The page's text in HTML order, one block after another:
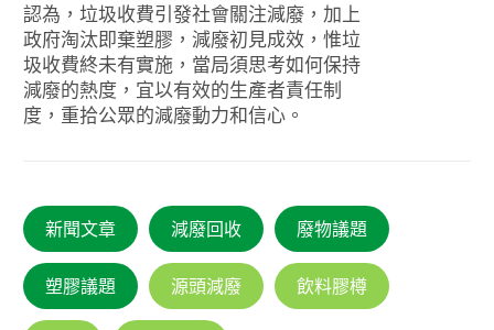
認為，垃圾收費引發社會關注減廢，加上
政府淘汰即棄塑膠，減廢初見成效，惟垃
圾收費終未有實施，當局須思考如何保持
減廢的熱度，宜以有效的生產者責任制
度，重拾公眾的減廢動力和信心。
新聞文章 減廢回收 廢物議題
塑膠議題 源頭減廢 飲料膠樽